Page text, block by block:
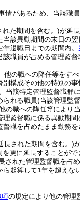
があるため、当該職
れた期間を含む。)が延
該異動期間の末日の
退職日までの期間内。
職員が占める管理監
の職への降任等をす
構成その他の特別の
当該特定管理監督職群
られる職員(当該管理監
職への降任等により
監督職に係る異動期
職を占めたまま勤務
長された期間を含む。)
更に延長することがで
された管理監督職を占
起算して1年を超えな
項の規定により他の管理